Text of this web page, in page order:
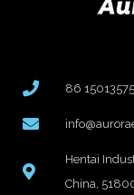
86
Hentai
China,